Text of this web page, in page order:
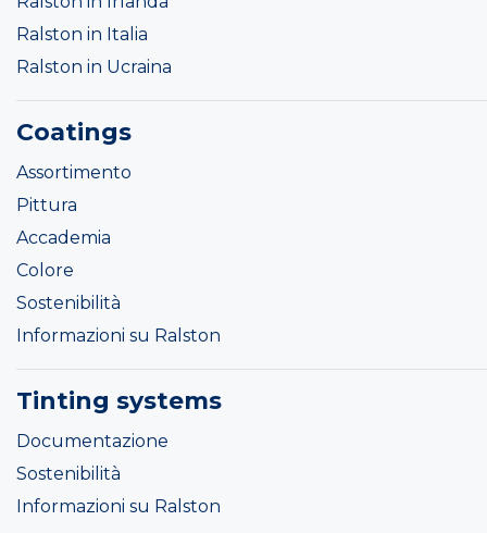
Ralston in Italia
Ralston in Ucraina
Coatings
Assortimento
Pittura
Accademia
Colore
Sostenibilità
Informazioni su Ralston
Tinting systems
Documentazione
Sostenibilità
Informazioni su Ralston